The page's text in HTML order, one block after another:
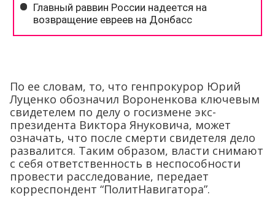
По ее словам, то, что генпрокурор Юрий
Луценко обозначил Вороненкова ключевым
свидетелем по делу о госизмене экс-
президента Виктора Януковича, может
означать, что после смерти свидетеля дело
развалится. Таким образом, власти снимают
с себя ответственность в неспособности
провести расследование, передает
корреспондент “ПолитНавигатора”.